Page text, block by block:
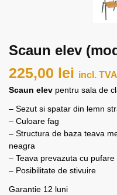
Scaun elev
225,00 lei incl. TVA
Scaun elev pentru sala de
– Sezut si spatar din lemn
– Culoare fag
– Structura de baza teava
neagra
– Teava prevazuta cu
– Posibilitate de stivuire
Garantie 12 luni